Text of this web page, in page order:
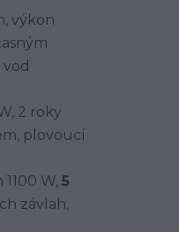
výkon
2 roky
plovoucí
W, 5
závlah,